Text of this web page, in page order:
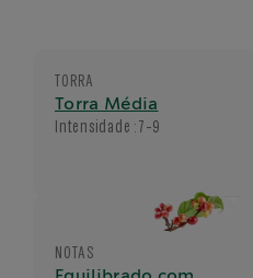
TORRA
Torra Média
Intensidade : 7-9
NOTAS